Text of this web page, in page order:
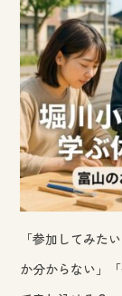
「参加してみた
か分からない」